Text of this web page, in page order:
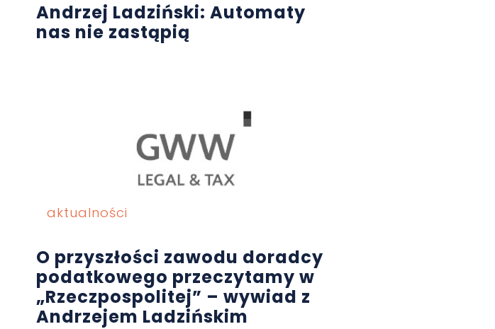
Andrzej Ladziński: Automaty
nas nie zastąpią
aktualności
O przyszłości zawodu doradcy
podatkowego przeczytamy w
„Rzeczpospolitej” – wywiad z
Andrzejem Ladzińskim